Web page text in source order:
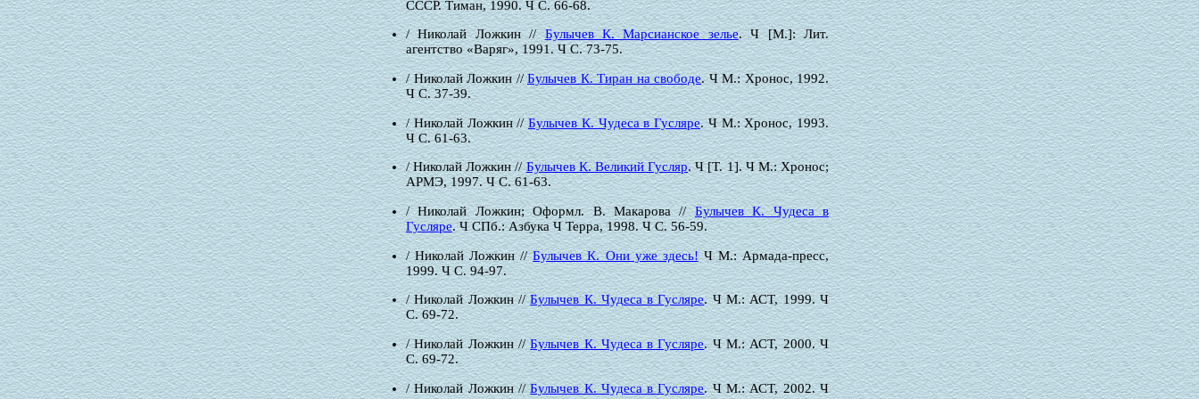
СССР. Тиман, 1990. Ч С. 66-68.
/ Николай Ложкин //Булычев К. Марсианское зелье. Ч [М.]: Лит.
агентство «Варяг», 1991. Ч С. 73-75.
/ Николай Ложкин //Булычев К. Тиран на свободе. Ч М.: Хронос, 1992.
Ч С. 37-39.
/ Николай Ложкин //Булычев К. Чудеса в Гусляре. Ч М.: Хронос, 1993.
Ч С. 61-63.
/ Николай Ложкин //Булычев К. Великий Гусляр. Ч [Т. 1]. Ч М.: Хронос;
АРМЭ, 1997. Ч С. 61-63.
/ Николай Ложкин; Оформл. В. Макарова //Булычев К. Чудеса в
Гусляре. Ч СПб.: Азбука Ч Терра, 1998. Ч С. 56-59.
/ Николай Ложкин //Булычев К. Они уже здесь!Ч М.: Армада-пресс,
1999. Ч С. 94-97.
/ Николай Ложкин //Булычев К. Чудеса в Гусляре. Ч М.: АСТ, 1999. Ч
С. 69-72.
/ Николай Ложкин //Булычев К. Чудеса в Гусляре. Ч М.: АСТ, 2000. Ч
С. 69-72.
/ Николай Ложкин //Булычев К. Чудеса в Гусляре. Ч М.: АСТ, 2002. Ч